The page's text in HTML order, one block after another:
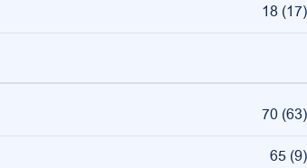
18 (17)
70 (63)
65 (9)